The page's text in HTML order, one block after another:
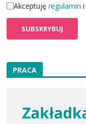
Akceptuję regulamin i
PRACA